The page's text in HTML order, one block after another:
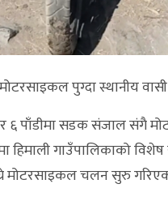
पुग्दा स्थानीय
६ पाँडीमा सडक संजाल संगै
हिमाली गाउँपालिकाको
मोटरसाइकल चलन सुरु